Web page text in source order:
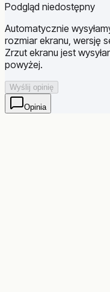
Podgląd niedostępny
Automatycznie
rozmiar ekranu, wersję
Zrzut ekranu jest
powyżej.
Wyślij opinię
Opinia